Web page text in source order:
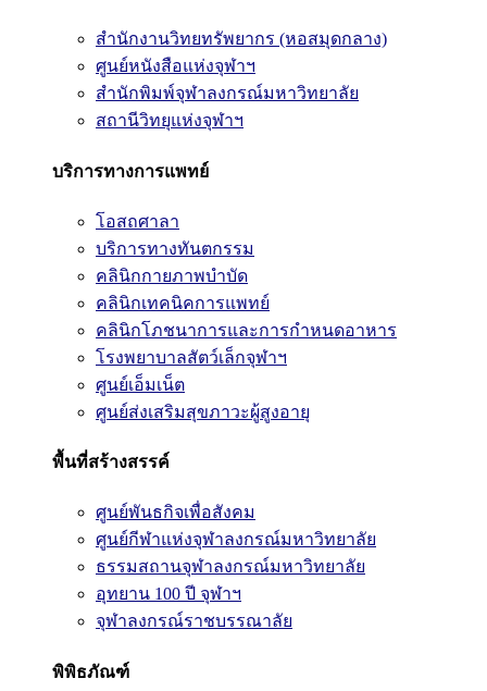
สำนักงานวิทยทรัพยากร (หอสมุดกลาง)
ศูนย์หนังสือแห่งจุฬาฯ
สำนักพิมพ์จุฬาลงกรณ์มหาวิทยาลัย
สถานีวิทยุแห่งจุฬาฯ
บริการทางการแพทย์
โอสถศาลา
บริการทางทันตกรรม
คลินิกกายภาพบำบัด
คลินิกเทคนิคการแพทย์
คลินิกโภชนาการและการกำหนดอาหาร
โรงพยาบาลสัตว์เล็กจุฬาฯ
ศูนย์เอ็มเน็ต
ศูนย์ส่งเสริมสุขภาวะผู้สูงอายุ
พื้นที่สร้างสรรค์
ศูนย์พันธกิจเพื่อสังคม
ศูนย์กีฬาแห่งจุฬาลงกรณ์มหาวิทยาลัย
ธรรมสถานจุฬาลงกรณ์มหาวิทยาลัย
อุทยาน 100 ปี จุฬาฯ
จุฬาลงกรณ์ราชบรรณาลัย
พิพิธภัณฑ์